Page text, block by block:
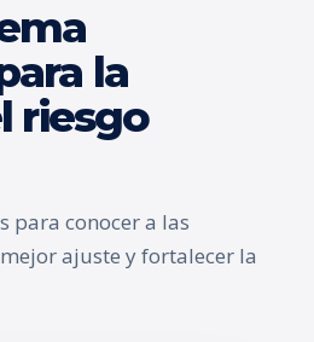
la
riesgo
para conocer a las
ajuste y fortalecer la